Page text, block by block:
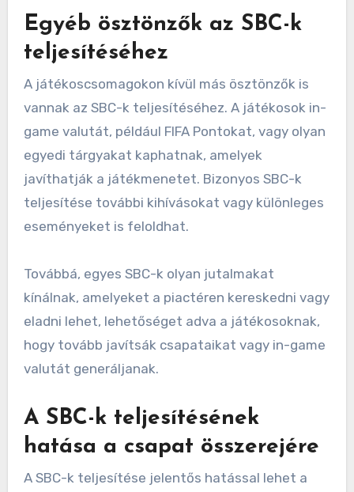
Egyéb ösztönzők az SBC-k
teljesítéséhez
A játékoscsomagokon kívül más ösztönzők is
vannak az SBC-k teljesítéséhez. A játékosok in-
game valutát, például FIFA Pontokat, vagy olyan
egyedi tárgyakat kaphatnak, amelyek
javíthatják a játékmenetet. Bizonyos SBC-k
teljesítése további kihívásokat vagy különleges
eseményeket is feloldhat.
Továbbá, egyes SBC-k olyan jutalmakat
kínálnak, amelyeket a piactéren kereskedni vagy
eladni lehet, lehetőséget adva a játékosoknak,
hogy tovább javítsák csapataikat vagy in-game
valutát generáljanak.
A SBC-k teljesítésének
hatása a csapat összerejére
A SBC-k teljesítése jelentős hatással lehet a